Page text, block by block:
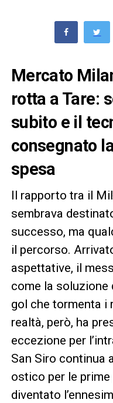
Mercato
rotta a Tare:
subito e il
consegnato
spesa
Il rapporto tra il
sembrava
successo, ma
il percorso.
aspettative, il
come la soluzione
gol che tormenta i
realtà, però, ha
eccezione per
San Siro continua
ostico per le prime
diventato